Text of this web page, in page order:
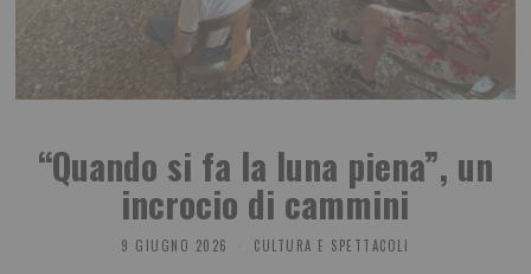
“Quando si fa la luna piena”, un
incrocio di cammini
9 GIUGNO 2026 CULTURA E SPETTACOLI